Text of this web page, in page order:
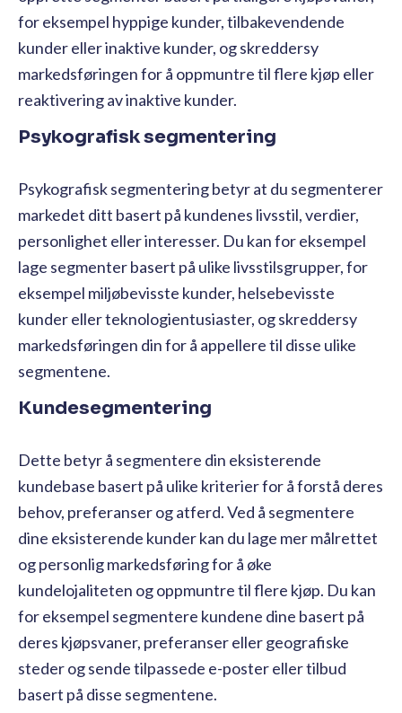
for eksempel hyppige kunder, tilbakevendende
kunder eller inaktive kunder, og skreddersy
markedsføringen for å oppmuntre til flere kjøp eller
reaktivering av inaktive kunder.
Psykografisk segmentering
Psykografisk segmentering betyr at du segmenterer
markedet ditt basert på kundenes livsstil, verdier,
personlighet eller interesser. Du kan for eksempel
lage segmenter basert på ulike livsstilsgrupper, for
eksempel miljøbevisste kunder, helsebevisste
kunder eller teknologientusiaster, og skreddersy
markedsføringen din for å appellere til disse ulike
segmentene.
Kundesegmentering
Dette betyr å segmentere din eksisterende
kundebase basert på ulike kriterier for å forstå deres
behov, preferanser og atferd. Ved å segmentere
dine eksisterende kunder kan du lage mer målrettet
og personlig markedsføring for å øke
kundelojaliteten og oppmuntre til flere kjøp. Du kan
for eksempel segmentere kundene dine basert på
deres kjøpsvaner, preferanser eller geografiske
steder og sende tilpassede e-poster eller tilbud
basert på disse segmentene.